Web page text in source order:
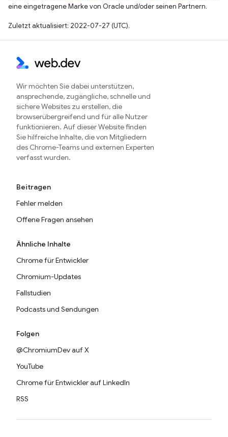
eine eingetragene Marke von Oracle und/oder seinen Partnern.
Zuletzt aktualisiert: 2022-07-27 (UTC).
Wir möchten Sie dabei unterstützen,
ansprechende, zugängliche, schnelle und
sichere Websites zu erstellen, die
browserübergreifend und für alle Nutzer
funktionieren. Auf dieser Website finden
Sie hilfreiche Inhalte, die von Mitgliedern
des Chrome-Teams und externen Experten
verfasst wurden.
Beitragen
Fehler melden
Offene Fragen ansehen
Ähnliche Inhalte
Chrome für Entwickler
Chromium-Updates
Fallstudien
Podcasts und Sendungen
Folgen
@ChromiumDev auf X
YouTube
Chrome für Entwickler auf LinkedIn
RSS